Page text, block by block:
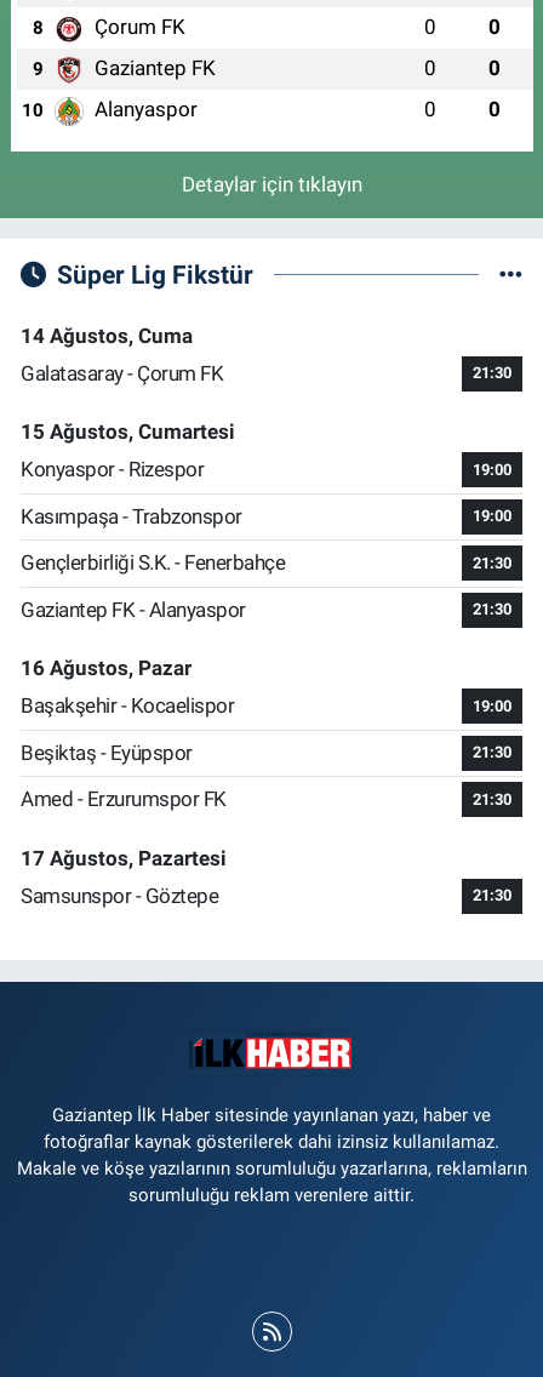
8 Çorum FK 0 0
9 Gaziantep FK 0 0
10 Alanyaspor 0 0
Detaylar için tıklayın
Süper Lig Fikstür
14 Ağustos, Cuma
Galatasaray - Çorum FK
21:30
15 Ağustos, Cumartesi
Konyaspor - Rizespor
19:00
Kasımpaşa - Trabzonspor 19:00
Gençlerbirliği S.K. - Fenerbahçe 21:30
Gaziantep FK - Alanyaspor 21:30
16 Ağustos, Pazar
Başakşehir - Kocaelispor
19:00
Beşiktaş - Eyüpspor 21:30
Amed - Erzurumspor FK 21:30
17 Ağustos, Pazartesi
Samsunspor - Göztepe
21:30
Gaziantep İlk Haber sitesinde yayınlanan yazı, haber ve
fotoğraflar kaynak gösterilerek dahi izinsiz kullanılamaz.
Makale ve köşe yazılarının sorumluluğu yazarlarına, reklamların
sorumluluğu reklam verenlere aittir.